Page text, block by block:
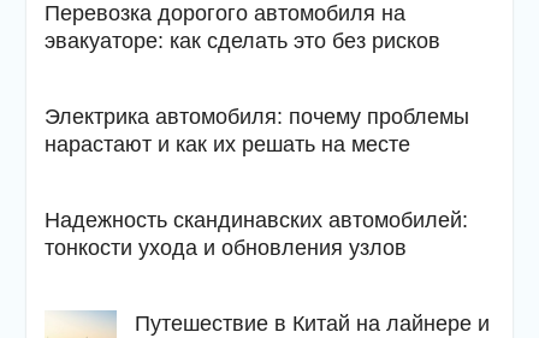
Перевозка дорогого автомобиля на
эвакуаторе: как сделать это без рисков
Электрика автомобиля: почему проблемы
нарастают и как их решать на месте
Надежность скандинавских автомобилей:
тонкости ухода и обновления узлов
Путешествие в Китай на лайнере и